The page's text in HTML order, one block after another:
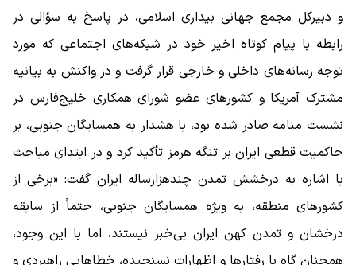
و دبیرکل مجمع جهانی بیداری اسلامی، در پاسخ به سؤالی در
رابطه با پیام کوتاه اخیر خود در شبکه‌های اجتماعی که مورد
توجه رسانه‌های داخلی و خارجی قرار گرفت و در واکنش به بیانیه
مشترک آمریکا و کشور‌های عضو شورای همکاری خلیج‌فارس در
نشست منامه صادر شده بود، با هشدار به همسایگان جنوبی، بر
حاکمیت قطعی ایران بر تنگه هرمز تأکید کرد و در ابتدای مباحث
با اشاره به درخشش تمدن چندهزارساله ایران گفت: «برخی از
کشور‌های منطقه، به ویژه همسایگان جنوبی، حتماً از سابقه
درخشان و تمدن کهن ایران بی‌خبر نیستند، اما با این وجود،
همچنان گاه با رفتار‌ها و اظهارات نسنجیده، خطا‌هایی راهبردی و